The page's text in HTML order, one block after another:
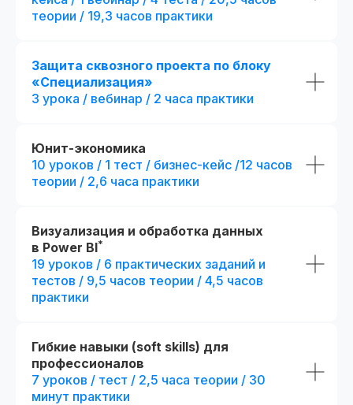
теории / 19,3 часов практики
Защита сквозного проекта по блоку
«Специализация»
3 урока / вебинар / 2 часа практики
Юнит-экономика
10 уроков / 1 тест / бизнес-кейс /12 часов
теории / 2,6 часа практики
Визуализация и обработка данных
в Power BI*
19 уроков / 6 практических заданий и
тестов / 9,5 часов теории / 4,5 часов
практики
Гибкие навыки (soft skills) для
профессионалов
7 уроков / тест / 2,5 часа теории / 30
минут практики